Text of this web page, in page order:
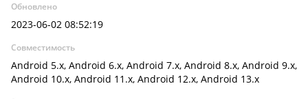
Обновлено
2023-06-02 08:52:19
Совместимость
Android 5.x, Android 6.x, Android 7.x, Android 8.x, Android 9.x,
Android 10.x, Android 11.x, Android 12.x, Android 13.x